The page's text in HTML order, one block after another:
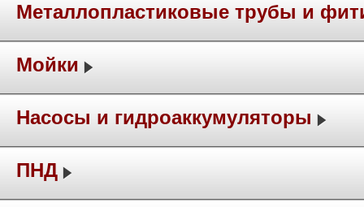
Металлопластиковые трубы и
Мойки
Насосы и гидроаккумуляторы
ПНД